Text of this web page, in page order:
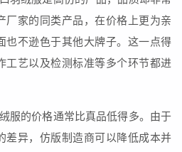
厂家的同类产品，在价格上更为亲
也不逊色于其他大牌子。这一点得
工艺以及检测标准等多个环节都进
服的价格通常比真品低得多。由于
差异，仿版制造商可以降低成本并